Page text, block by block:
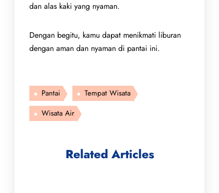
dan alas kaki yang nyaman.
Dengan begitu, kamu dapat menikmati liburan
dengan aman dan nyaman di pantai ini.
Pantai
Tempat Wisata
Wisata Air
Related Articles